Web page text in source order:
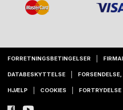
FORRETNINGSBETINGELSER
DATABESKYTTELSE
HJÆLP COOKIES FORTRYDELSE